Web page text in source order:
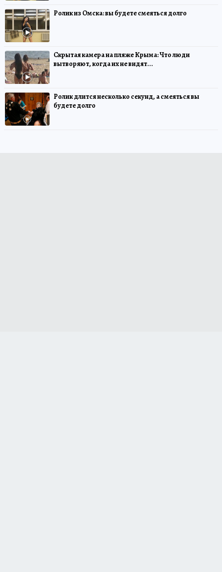
Ролик из Омска: вы будете смеяться долго
Скрытая камера на пляже Крыма: Что люди
вытворяют, когда их не видят...
Ролик длится несколько секунд, а смеяться вы
будете долго